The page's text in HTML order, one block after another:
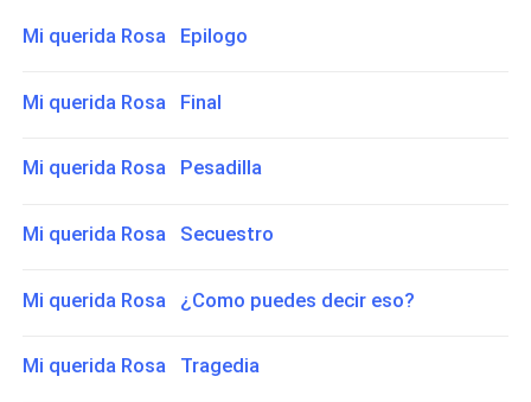
Mi querida Rosa Epilogo
Mi querida Rosa Final
Mi querida Rosa Pesadilla
Mi querida Rosa Secuestro
Mi querida Rosa ¿Como puedes decir eso?
Mi querida Rosa Tragedia